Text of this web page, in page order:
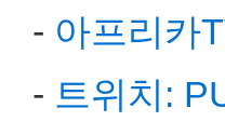
- 아프리카
- 트위치: